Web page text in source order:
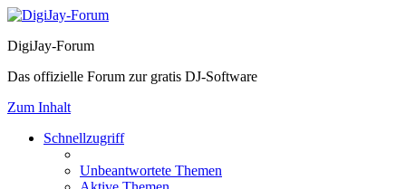
DigiJay-Forum
Das offizielle Forum zur gratis DJ-Software
Zum Inhalt
Schnellzugriff
Unbeantwortete Themen